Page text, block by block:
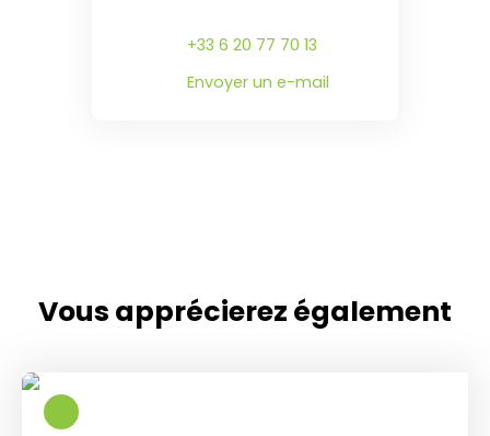
+33 6 20 77 70 13
Envoyer un e-mail
Vous apprécierez également